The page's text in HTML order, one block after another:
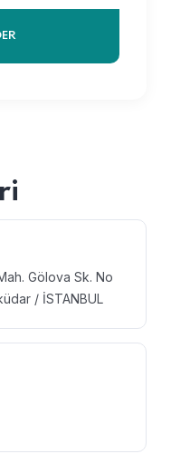
Gölova Sk. No
/ İSTANBUL